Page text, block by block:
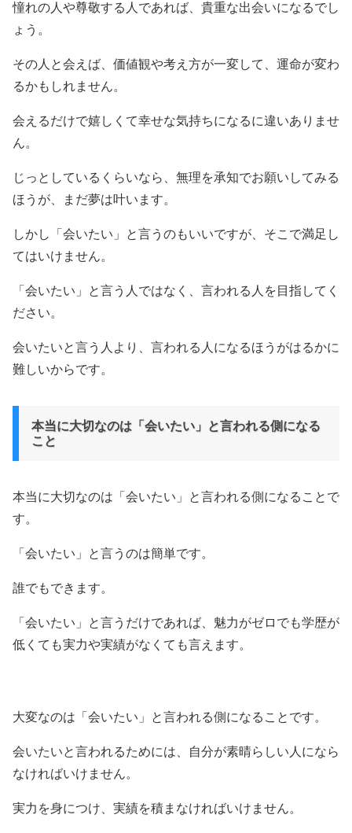
憧れの人や尊敬する人であれば、貴重な出会いになるでし
ょう。
その人と会えば、価値観や考え方が一変して、運命が変わ
るかもしれません。
会えるだけで嬉しくて幸せな気持ちになるに違いありませ
ん。
じっとしているくらいなら、無理を承知でお願いしてみる
ほうが、まだ夢は叶います。
しかし「会いたい」と言うのもいいですが、そこで満足し
てはいけません。
「会いたい」と言う人ではなく、言われる人を目指してく
ださい。
会いたいと言う人より、言われる人になるほうがはるかに
難しいからです。
本当に大切なのは「会いたい」と言われる側になる
こと
本当に大切なのは「会いたい」と言われる側になることで
す。
「会いたい」と言うのは簡単です。
誰でもできます。
「会いたい」と言うだけであれば、魅力がゼロでも学歴が
低くても実力や実績がなくても言えます。
大変なのは「会いたい」と言われる側になることです。
会いたいと言われるためには、自分が素晴らしい人になら
なければいけません。
実力を身につけ、実績を積まなければいけません。